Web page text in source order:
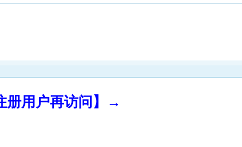
册用户再访问】→